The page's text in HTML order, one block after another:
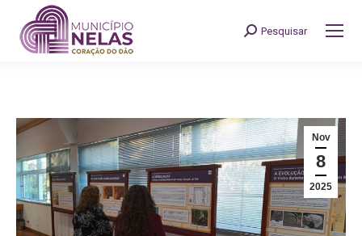
Search:
Pesquisar
Nov
8
2025